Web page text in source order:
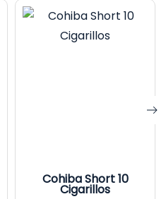
Cohiba Short 10
Cigarillos